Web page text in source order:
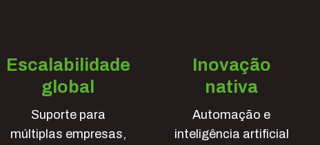
Escalabilidade
global
Suporte para
múltiplas empresas,
Inovação
nativa
Automação e
inteligência artificial